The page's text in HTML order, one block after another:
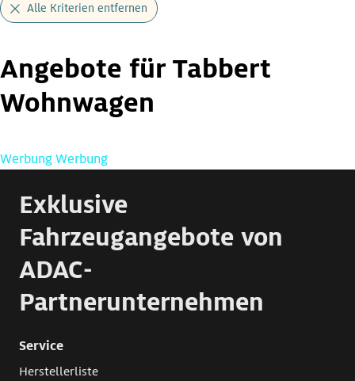
Alle Kriterien entfernen
Angebote für Tabbert
Wohnwagen
WerbungWerbung
Exklusive
Fahrzeugangebote von
ADAC-
Partnerunternehmen
Service
Herstellerliste